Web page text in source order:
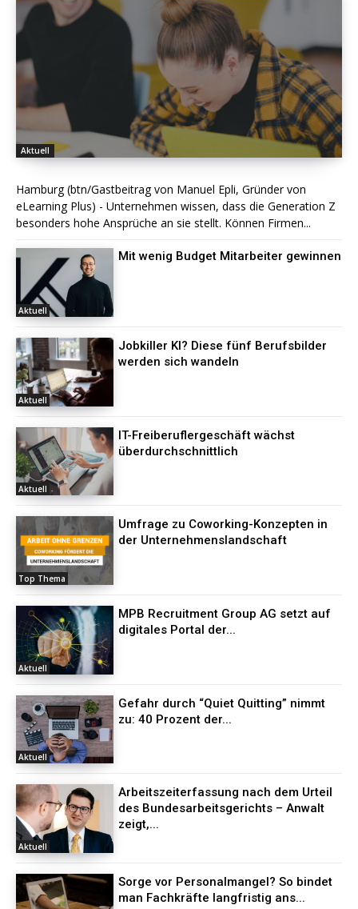
Aktuell
Hamburg (btn/Gastbeitrag von Manuel Epli, Gründer von
eLearning Plus) - Unternehmen wissen, dass die Generation Z
besonders hohe Ansprüche an sie stellt. Können Firmen...
Aktuell
Mit wenig Budget Mitarbeiter gewinnen
Aktuell
Jobkiller KI? Diese fünf Berufsbilder
werden sich wandeln
Aktuell
IT-Freiberuflergeschäft wächst
überdurchschnittlich
Top Thema
Umfrage zu Coworking-Konzepten in
der Unternehmenslandschaft
Aktuell
MPB Recruitment Group AG setzt auf
digitales Portal der...
Aktuell
Gefahr durch “Quiet Quitting” nimmt
zu: 40 Prozent der...
Aktuell
Arbeitszeiterfassung nach dem Urteil
des Bundesarbeitsgerichts – Anwalt
zeigt,...
Sorge vor Personalmangel? So bindet
man Fachkräfte langfristig ans...